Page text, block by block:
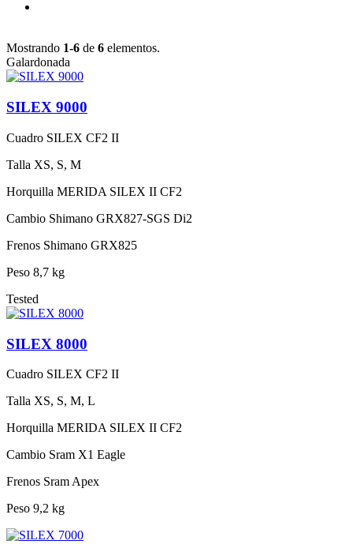
Mostrando 1-6 de 6 elementos.
Galardonada
SILEX 9000
Cuadro SILEX CF2 II
Talla XS, S, M
Horquilla MERIDA SILEX II CF2
Cambio Shimano GRX827-SGS Di2
Frenos Shimano GRX825
Peso 8,7 kg
Tested
SILEX 8000
Cuadro SILEX CF2 II
Talla XS, S, M, L
Horquilla MERIDA SILEX II CF2
Cambio Sram X1 Eagle
Frenos Sram Apex
Peso 9,2 kg